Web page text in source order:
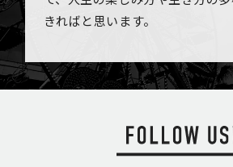
きればと思います。